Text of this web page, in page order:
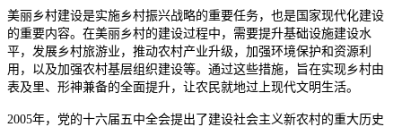
美丽乡村建设是实施乡村振兴战略的重要任务，也是国家现代化建设
的重要内容。在美丽乡村的建设过程中，需要提升基础设施建设水
平，发展乡村旅游业，推动农村产业升级，加强环境保护和资源利
用，以及加强农村基层组织建设等。通过这些措施，旨在实现乡村由
表及里、形神兼备的全面提升，让农民就地过上现代文明生活。
2005年，党的十六届五中全会提出了建设社会主义新农村的重大历史